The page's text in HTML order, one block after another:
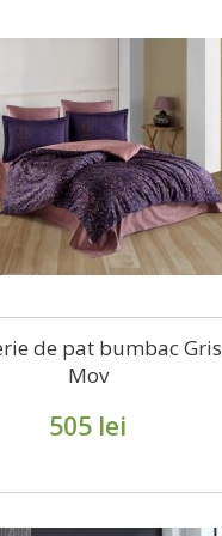
de pat bumbac Gris
Mov
505 lei